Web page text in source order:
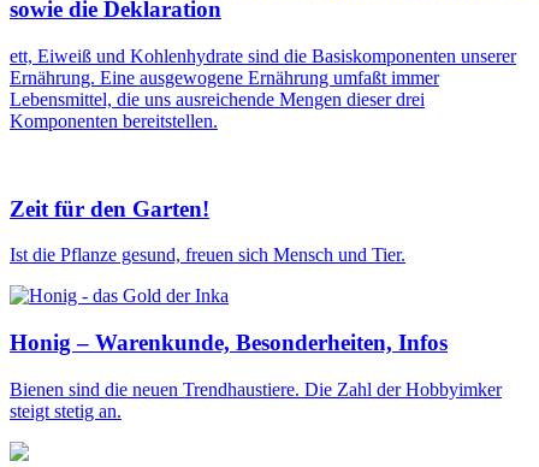
sowie die Deklaration
ett, Eiweiß und Kohlenhydrate sind die Basiskomponenten unserer
Ernährung. Eine ausgewogene Ernährung umfaßt immer
Lebensmittel, die uns ausreichende Mengen dieser drei
Komponenten bereitstellen.
Zeit für den Garten!
Ist die Pflanze gesund, freuen sich Mensch und Tier.
Honig – Warenkunde, Besonderheiten, Infos
Bienen sind die neuen Trendhaustiere. Die Zahl der Hobbyimker
steigt stetig an.